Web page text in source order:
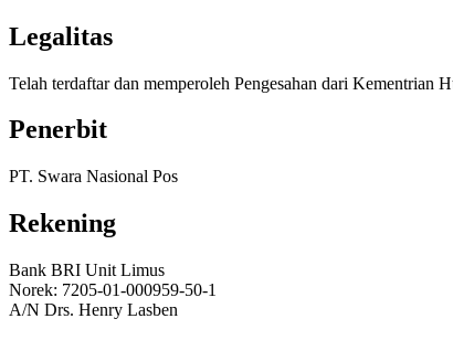
Legalitas
Telah terdaftar dan memperoleh Pengesahan dari
Penerbit
PT. Swara Nasional Pos
Rekening
Bank BRI Unit Limus
Norek: 7205-01-000959-50-1
A/N Drs. Henry Lasben